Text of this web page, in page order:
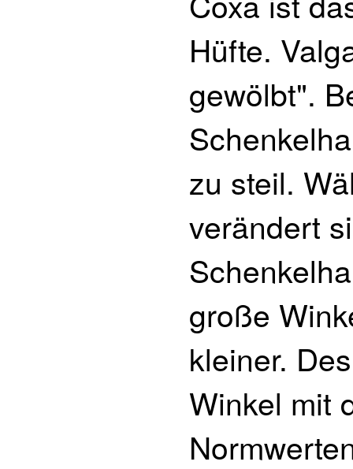
Hüfte.
gewölbt".
zu steil.
verändert
große
kleiner.
Winkel mit